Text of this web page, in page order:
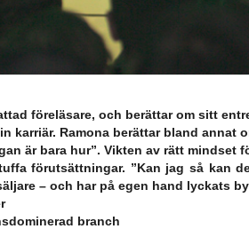
föreläsare, och berättar om sitt
karriär. Ramona berättar bland annat
är bara hur”. Vikten av rätt mindset
förutsättningar. ”Kan jag så kan
– och har på egen hand lyckats
branch